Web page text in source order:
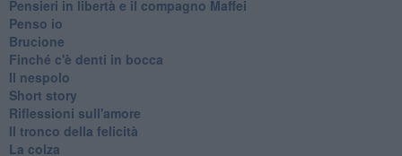
Pensieri in libertà e il compagno Maffei
Penso io
Brucione
Finché c'è denti in bocca
Il nespolo
Short story
Riflessioni sull'amore
Il tronco della felicità
La colza